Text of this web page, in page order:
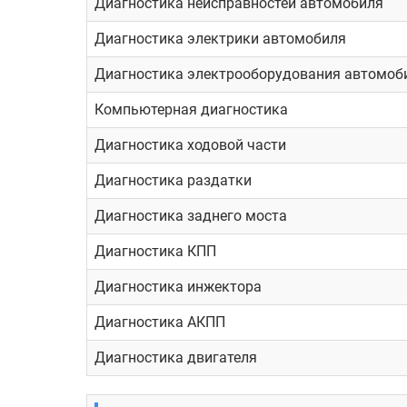
Диагностика электрики автомобиля
Диагностика электрооборудования
Компьютерная диагностика
Диагностика ходовой части
Диагностика раздатки
Диагностика заднего моста
Диагностика КПП
Диагностика инжектора
Диагностика АКПП
Диагностика двигателя